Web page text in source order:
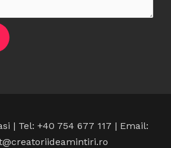
| Tel: +40 754 677 117 | Email: